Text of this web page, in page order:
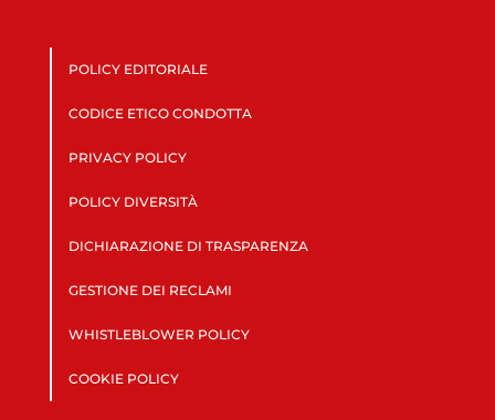
POLICY EDITORIALE
CODICE ETICO CONDOTTA
PRIVACY POLICY
POLICY DIVERSITÀ
DICHIARAZIONE DI TRASPARENZA
GESTIONE DEI RECLAMI
WHISTLEBLOWER POLICY
COOKIE POLICY